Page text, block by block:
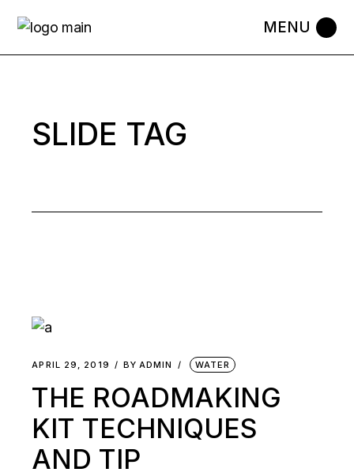
the
SLIDE TAG
APRIL 29, 2019 BY ADMIN WATER
THE ROADMAKING
KIT TECHNIQUES
AND TIP